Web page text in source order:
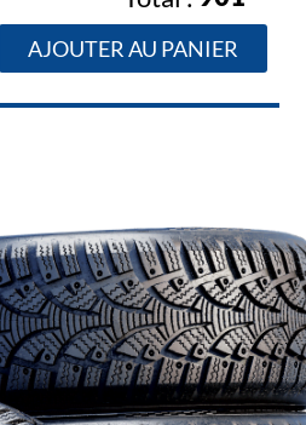
AJOUTER AU PANIER